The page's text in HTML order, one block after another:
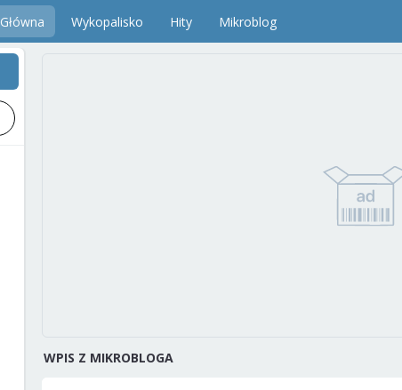
Główna Wykopalisko Hity Mikroblog
WPIS Z MIKROBLOGA